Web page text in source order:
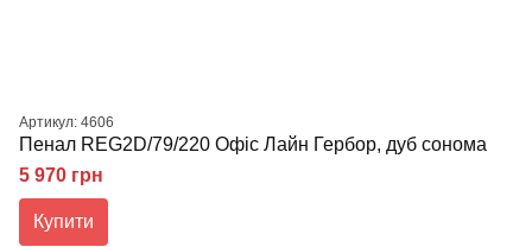
Артикул: 4606
Пенал REG2D/79/220 Офіс Лайн Гербор, дуб сонома
5 970 грн
Купити